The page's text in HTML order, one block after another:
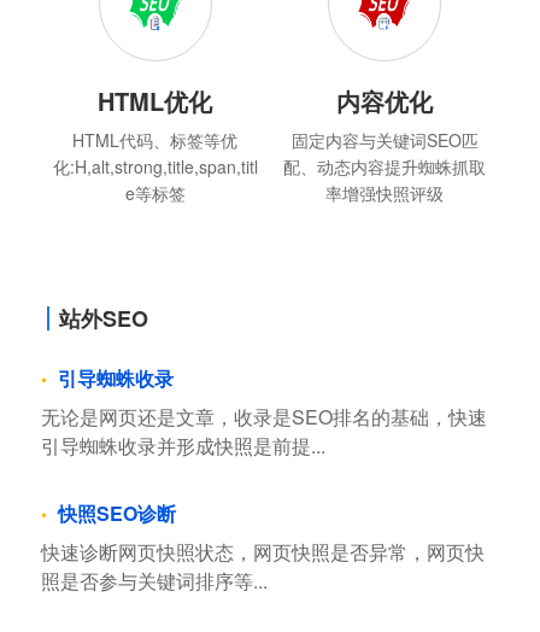
HTML优化
HTML代码、标签等优
化:H,alt,strong,title,span,titl
e等标签
内容优化
固定内容与关键词SEO匹
配、动态内容提升蜘蛛抓取
率增强快照评级
站外SEO
引导蜘蛛收录
无论是网页还是文章，收录是SEO排名的基础，快速
引导蜘蛛收录并形成快照是前提...
快照SEO诊断
快速诊断网页快照状态，网页快照是否异常，网页快
照是否参与关键词排序等...